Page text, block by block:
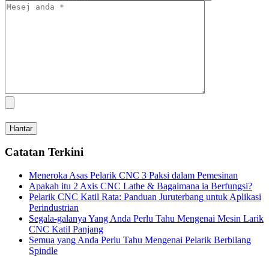
Catatan Terkini
Meneroka Asas Pelarik CNC 3 Paksi dalam Pemesinan
Apakah itu 2 Axis CNC Lathe & Bagaimana ia Berfungsi?
Pelarik CNC Katil Rata: Panduan Juruterbang untuk Aplikasi
Perindustrian
Segala-galanya Yang Anda Perlu Tahu Mengenai Mesin Larik
CNC Katil Panjang
Semua yang Anda Perlu Tahu Mengenai Pelarik Berbilang
Spindle